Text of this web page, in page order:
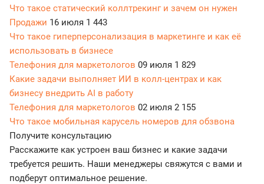
Что такое статический коллтрекинг и зачем он нужен
Продажи 16 июля 1 443
Что такое гиперперсонализация в маркетинге и как её
использовать в бизнесе
Телефония для маркетологов 09 июля 1 829
Какие задачи выполняет ИИ в колл-центрах и как
бизнесу внедрить AI в работу
Телефония для маркетологов 02 июля 2 155
Что такое мобильная карусель номеров для обзвона
Получите консультацию
Расскажите как устроен ваш бизнес и какие задачи
требуется решить. Наши менеджеры свяжутся с вами и
подберут оптимальное решение.